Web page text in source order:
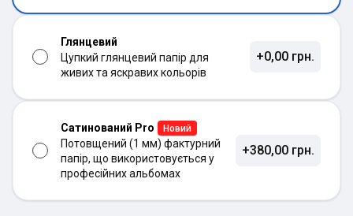
Глянцевий
Цупкий глянцевий папір для
живих та яскравих кольорів
+0,00 грн.
Сатинований Pro Новий
Потовщений (1 мм) фактурний
папір, що використовується у
професійних альбомах
+380,00 грн.